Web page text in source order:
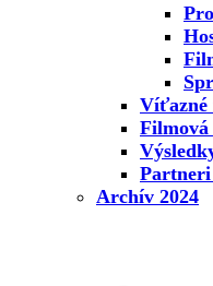
Víťazné
Filmová
Partneri
Archív 2024